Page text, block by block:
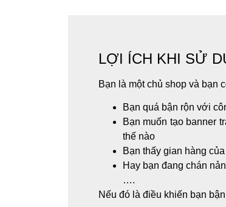
LỢI ÍCH KHI SỬ
Bạn là một chủ shop và bạn
Bạn quá bận rộn với
Bạn muốn tạo banner
thế nào
Bạn thấy gian hàng
Hay bạn đang chán
….
Nếu đó là điều khiến bạn